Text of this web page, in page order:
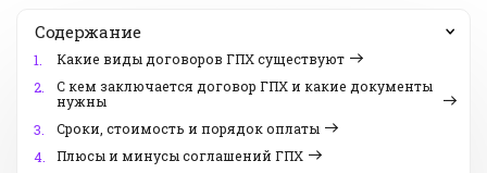
Содержание
1.
Какие виды договоров ГПХ существуют
2.
С кем заключается договор ГПХ и какие документы
нужны
3.
Сроки, стоимость и порядок оплаты
4.
Плюсы и минусы соглашений ГПХ